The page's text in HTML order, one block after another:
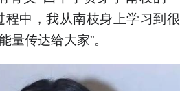
程中，我从南枝身上学习到很
量传达给大家”。